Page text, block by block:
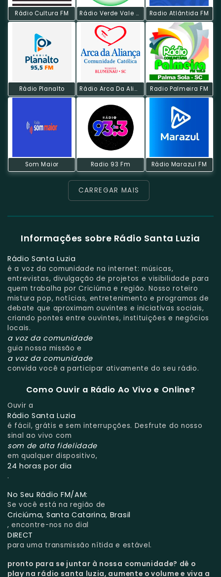
Rádio Cultura FM Rádio Verde Vale FM Radio Atlântida FM
Rádio Planalto Rádio Arca Da Aliança FM Radio Palmeira FM
Som Maior Radio 93 Fm Rádio Marazul FM
CARREGAR MAIS
Informações sobre Rádio Santa Luzia
Rádio Santa Luzia
é a voz da comunidade na internet: músicas,
entrevistas, divulgação de projetos e visibilidade para
quem trabalha por Criciúma e região. Nosso roteiro
mistura pop, notícias, entretenimento e programas de
debate que aproximam ouvintes e iniciativas sociais,
criando pontes entre ouvintes, instituições e negócios
locais.
a voz da comunidade
guia nossa missão e
a voz da comunidade
convida você a participar ativamente do seu rádio.
Como Ouvir a Rádio Ao Vivo e Online?
Ouvir a
Rádio Santa Luzia
é fácil, grátis e sem interrupções. Desfrute do nosso
sinal ao vivo com
som de alta fidelidade
em qualquer dispositivo,
24 horas por dia
.
No Seu Rádio FM/AM:
Se você está na região de
Criciúma, Santa Catarina, Brasil
, encontre-nos no dial
DIRECT
para uma transmissão nítida e estável.
pronto para se juntar à nossa comunidade? dê o
play na rádio santa luzia, aumente o volume e viva a